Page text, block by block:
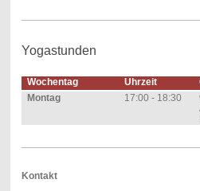
Yogastunden
Wochentag Uhrzeit
Montag
17:00 - 18:30
Kontakt